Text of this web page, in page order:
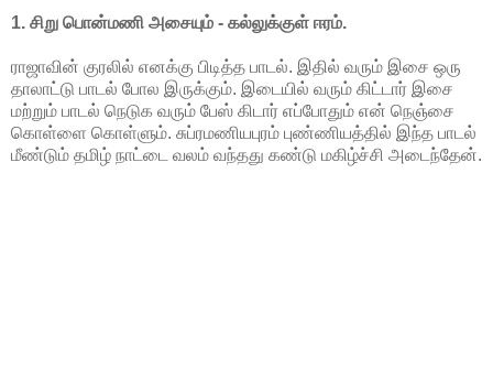
1. சிறு பொன்மணி அசையும் - கல்லுக்குள் ஈரம்.
ராஜாவின் குரலில் எனக்கு பிடித்த பாடல். இதில் வரும் இசை ஒரு
தாலாட்டு பாடல் போல இருக்கும். இடையில் வரும் கிட்டார் இசை
மற்றும் பாடல் நெடுக வரும் பேஸ் கிடார் எப்போதும் என் நெஞ்சை
கொள்ளை கொள்ளும். சுப்ரமணியபுரம் புண்ணியத்தில் இந்த பாடல்
மீண்டும் தமிழ் நாட்டை வலம் வந்தது கண்டு மகிழ்ச்சி அடைந்தேன்.